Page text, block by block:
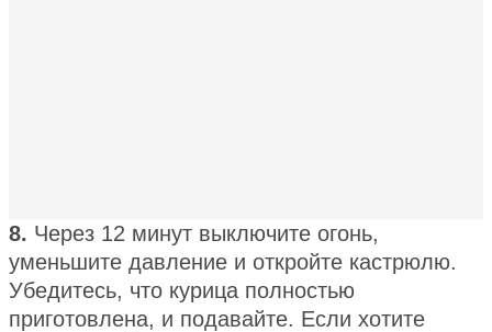
8. Через 12 минут выключите огонь,
уменьшите давление и откройте кастрюлю.
Убедитесь, что курица полностью
приготовлена, и подавайте. Если хотите